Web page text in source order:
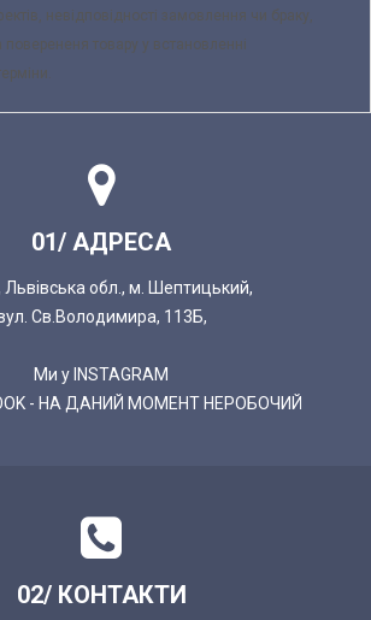
невідповідності замовлення чи браку,
товару у встановленні
01/ АДРЕСА
Львівська обл., м. Шептицький,
Св.Володимира, 113Б,
Ми у INSTAGRAM
- НА ДАНИЙ МОМЕНТ НЕРОБОЧИЙ
02/ КОНТАКТИ